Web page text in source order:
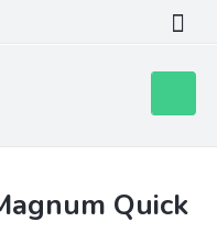
košík
Quick